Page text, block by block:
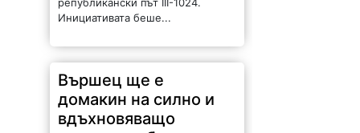
Вършец ще е
домакин на силно и
вдъхновяващо
спортно събитие